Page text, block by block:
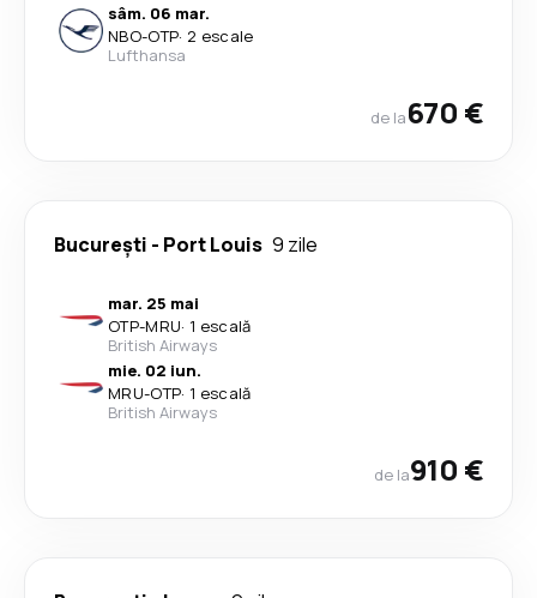
sâm. 06 mar.
NBO-OTP· 2 escale
Lufthansa
de la670 €
București - Port Louis 9 zile
mar. 25 mai
OTP-MRU· 1 escală
British Airways
mie. 02 iun.
MRU-OTP· 1 escală
British Airways
de la910 €